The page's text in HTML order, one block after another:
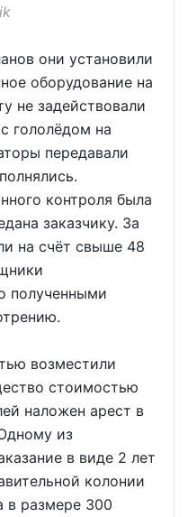
они установили
оборудование на
не задействовали
гололёдом на
передавали
контроля была
заказчику. За
на счёт свыше 48
полученными
возместили
стоимостью
наложен арест в
из
в виде 2 лет
колонии
размере 300